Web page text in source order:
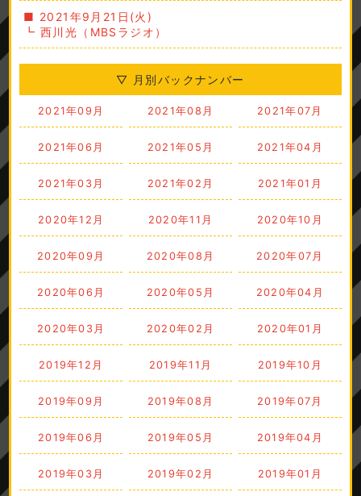
■ 2021年9月21日(火)
┗ 西川光（MBSラジオ）
▽ 月別バックナンバー
2021年09月 2021年08月 2021年07月
2021年06月 2021年05月 2021年04月
2021年03月 2021年02月 2021年01月
2020年12月 2020年11月 2020年10月
2020年09月 2020年08月 2020年07月
2020年06月 2020年05月 2020年04月
2020年03月 2020年02月 2020年01月
2019年12月 2019年11月 2019年10月
2019年09月 2019年08月 2019年07月
2019年06月 2019年05月 2019年04月
2019年03月 2019年02月 2019年01月